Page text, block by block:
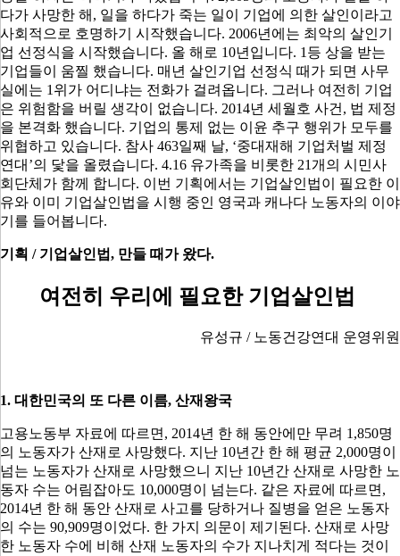
다가 사망한 해 , 일을 하다가 죽는 일이 기업에 의한 살인이라고
사회적으로 호명하기 시작했습니다. 2006년에는 최악의 살인기
업 선정식을 시작했습니다. 올 해로 10년입니다. 1 등 상을 받는
기업들이 움찔 했습니다. 매년 살인기업 선정식 때가 되면 사무
실에는 1 위가 어디냐는 전화가 걸려옵니다. 그러나 여전히 기업
은 위험함을 버릴 생각이 없습니다. 2014년 세월호 사건 , 법 제정
을 본격화 했습니다. 기업의 통제 없는 이윤 추구 행위가 모두를
위협하고 있습니다. 참사 463일째 날, ‘중대재해 기업처벌 제정
연대 ’의 닻을 올렸습니다. 4.16 유가족을 비롯한 21개의 시민사
회단체가 함께 합니다. 이번 기획에서는 기업살인법이 필요한 이
유와 이미 기업살인법을 시행 중인 영국과 캐나다 노동자의 이야
기를 들어봅니다.
기획 / 기업살인법, 만들 때가 왔다.
여전히 우리에 필요한 기업살인법
유성규 / 노동건강연대 운영위원
1. 대한민국의 또 다른 이름, 산재왕국
고용노동부 자료에 따르면 , 2014년 한 해 동안에만 무려 1,850명
의 노동자가 산재로 사망했다. 지난 10년간 한 해 평균 2,000명이
넘는 노동자가 산재로 사망했으니 지난 10년간 산재로 사망한 노
동자 수는 어림잡아도 10,000명이 넘는다. 같은 자료에 따르면 ,
2014년 한 해 동안 산재로 사고를 당하거나 질병을 얻은 노동자
의 수는 90,909명이었다. 한 가지 의문이 제기된다. 산재로 사망
한 노동자 수에 비해 산재 노동자의 수가 지나치게 적다는 것이